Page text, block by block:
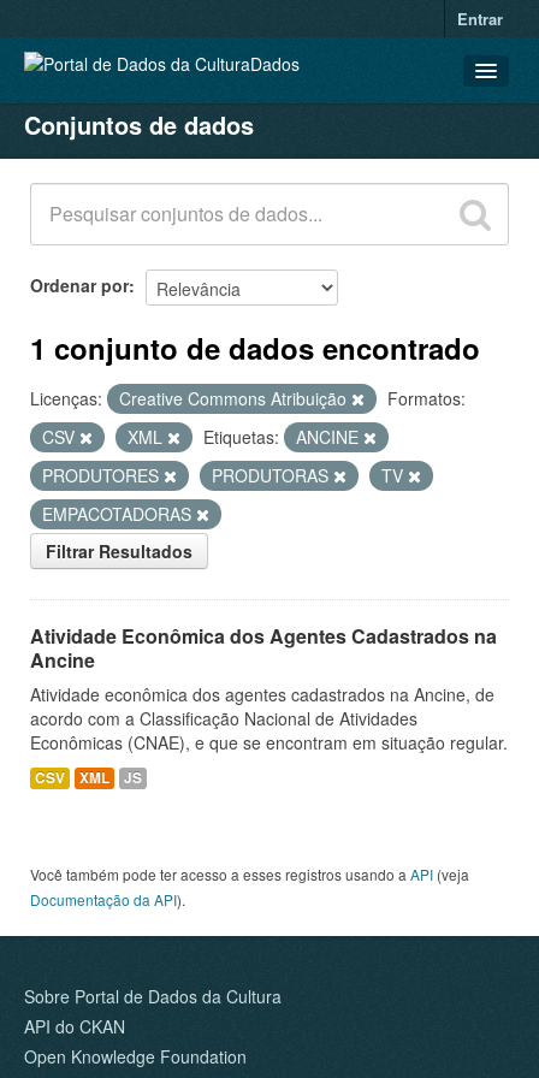
Entrar
CONJUNTOS DE DADOS
ORGANIZAÇÕES
GRUPOS
SOBRE
Conjuntos de dados
Ordenar por
1 conjunto de dados encontrado
Licenças: Creative Commons Atribuição
Formatos:
CSV
XML Etiquetas:
ANCINE
PRODUTORES
PRODUTORAS
TV
EMPACOTADORAS
Filtrar Resultados
Atividade Econômica dos Agentes Cadastrados na
Ancine
Atividade econômica dos agentes cadastrados na Ancine, de
acordo com a Classificação Nacional de Atividades
Econômicas (CNAE), e que se encontram em situação regular.
CSV XML JS
Você também pode ter acesso a esses registros usando a API (veja
Documentação da API).
Sobre Portal de Dados da Cultura
API do CKAN
Open Knowledge Foundation